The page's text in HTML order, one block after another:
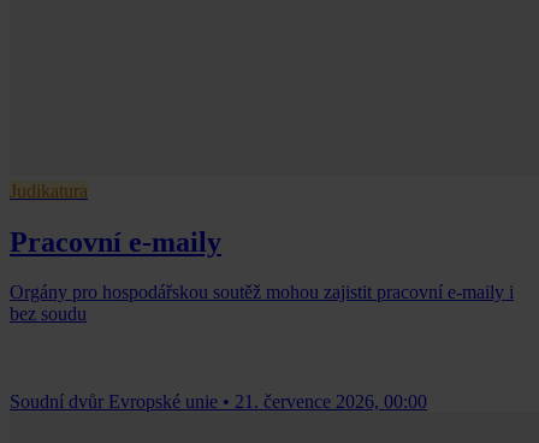
Judikatura
Pracovní e-maily
Orgány pro hospodářskou soutěž mohou zajistit pracovní e-maily i
bez soudu
Soudní dvůr Evropské unie • 21. července 2026, 00:00